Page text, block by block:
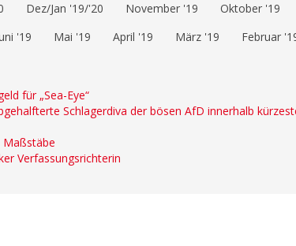
Dez/Jan '19/'20 November '19
Oktober '19
'19 Mai '19 April '19 März '19
Februar
für „Sea-Eye“
Schlagerdiva der bösen AfD innerhalb
Maßstäbe
Verfassungsrichterin